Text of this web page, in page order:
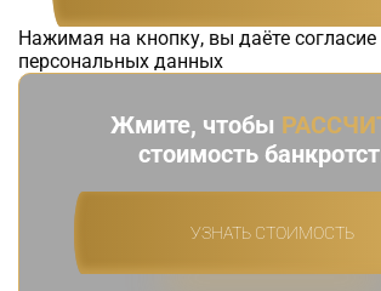
Нажимая на кнопку, вы даёте
персональных данных
Жмите, чтобы
стоимость
УЗНАТЬ СТОИМОСТЬ